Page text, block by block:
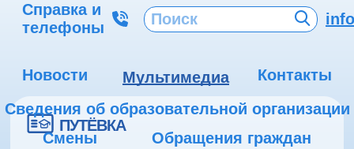
Справка и
телефоны
Новости Мультимедиа
Контакты
Сведения об образовательной организации
Смены
Обращения граждан
ПУТЁВКА